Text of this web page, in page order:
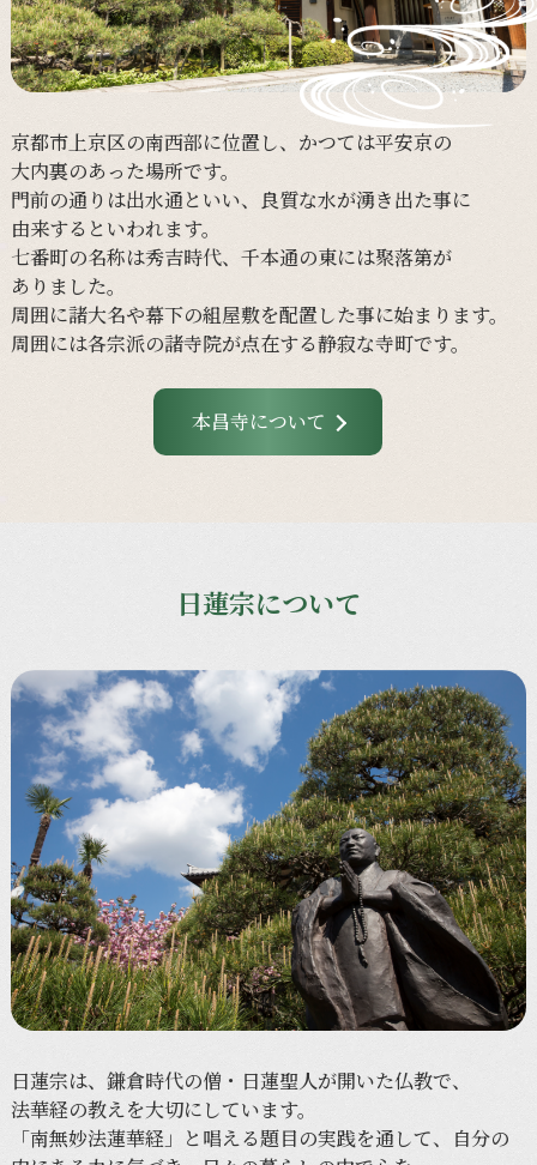
京都市上京区の南西部に位置し、 かつては平安京の
大内裏のあった場所です。
門前の通りは出水通といい、 良質な水が湧き出た事に
由来するといわれます。
七番町の名称は秀吉時代、 千本通の東には聚落第が
ありました。
周囲に諸大名や幕下の組屋敷を配置した事に始まります。
周囲には各宗派の諸寺院が点在する静寂な寺町です。
本昌寺について
日蓮宗について
日蓮宗は、 鎌倉時代の僧・日蓮聖人が開いた仏教で、
法華経の教えを大切にしています。
「南無妙法蓮華経」と唱える題目の実践を通して、
自分の